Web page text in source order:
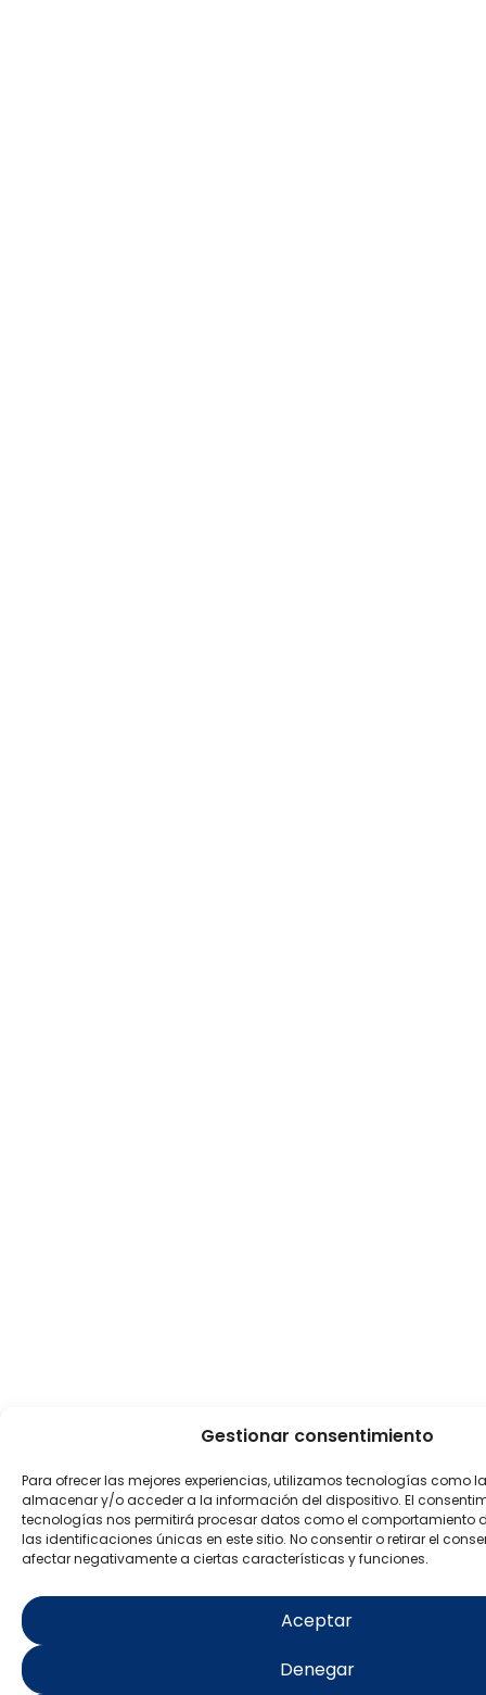
Gestionar consentimiento
Para ofrecer las mejores experiencias, utilizamos tecnologías como
almacenar y/o acceder a la información del dispositivo. El
tecnologías nos permitirá procesar datos como el comportamiento
las identificaciones únicas en este sitio. No consentir o retirar el
afectar negativamente a ciertas características y funciones.
Aceptar
Denegar